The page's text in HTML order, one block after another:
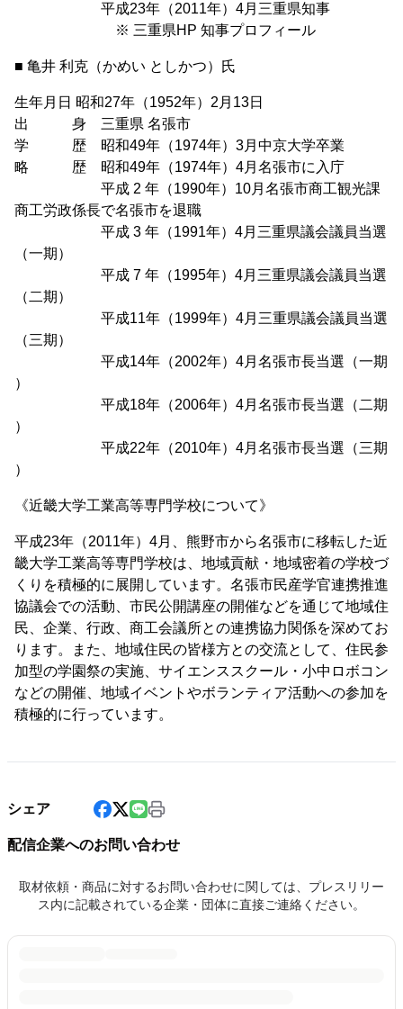
平成23年（2011年）4月三重県知事
※ 三重県HP 知事プロフィール
■ 亀井 利克（かめい としかつ）氏
生年月日 昭和27年（1952年）2月13日
出 身 三重県 名張市
学 歴 昭和49年（1974年）3月中京大学卒業
略 歴 昭和49年（1974年）4月名張市に入庁
平成 2 年（1990年）10月名張市商工観光課
商工労政係長で名張市を退職
平成 3 年（1991年）4月三重県議会議員当選
（一期）
平成 7 年（1995年）4月三重県議会議員当選
（二期）
平成11年（1999年）4月三重県議会議員当選
（三期）
平成14年（2002年）4月名張市長当選（一期
）
平成18年（2006年）4月名張市長当選（二期
）
平成22年（2010年）4月名張市長当選（三期
）
《近畿大学工業高等専門学校について》
平成23年（2011年）4月、熊野市から名張市に移転した近
畿大学工業高等専門学校は、地域貢献・地域密着の学校づ
くりを積極的に展開しています。名張市民産学官連携推進
協議会での活動、市民公開講座の開催などを通じて地域住
民、企業、行政、商工会議所との連携協力関係を深めてお
ります。また、地域住民の皆様方との交流として、住民参
加型の学園祭の実施、サイエンススクール・小中ロボコン
などの開催、地域イベントやボランティア活動への参加を
積極的に行っています。
シェア
配信企業へのお問い合わせ
取材依頼・商品に対するお問い合わせに関しては、プレスリリー
ス内に記載されている企業・団体に直接ご連絡ください。